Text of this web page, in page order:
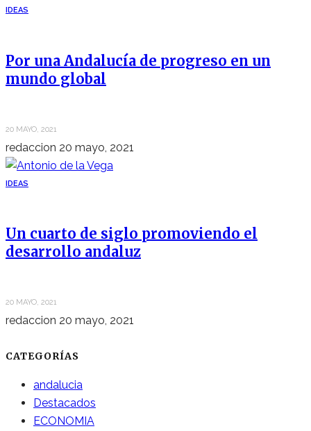
IDEAS
Por una Andalucía de progreso en un
mundo global
20 MAYO, 2021
redaccion 20 mayo, 2021
IDEAS
Un cuarto de siglo promoviendo el
desarrollo andaluz
20 MAYO, 2021
redaccion 20 mayo, 2021
CATEGORÍAS
andalucia
Destacados
ECONOMIA